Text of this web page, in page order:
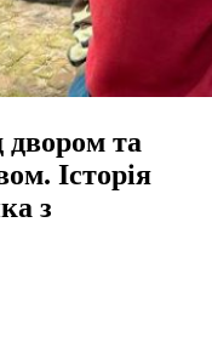
двором та
Історія
з